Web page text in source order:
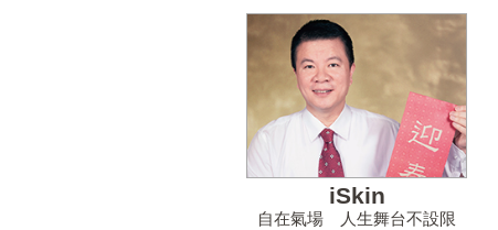
iSkin
自在氣場 人生舞台不設限